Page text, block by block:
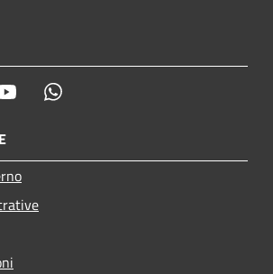
Youtube